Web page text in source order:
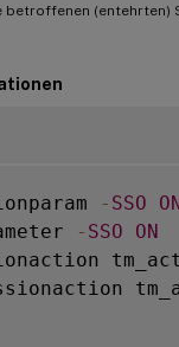
betroffenen (entehrten)
- SSO
- SSO
ON